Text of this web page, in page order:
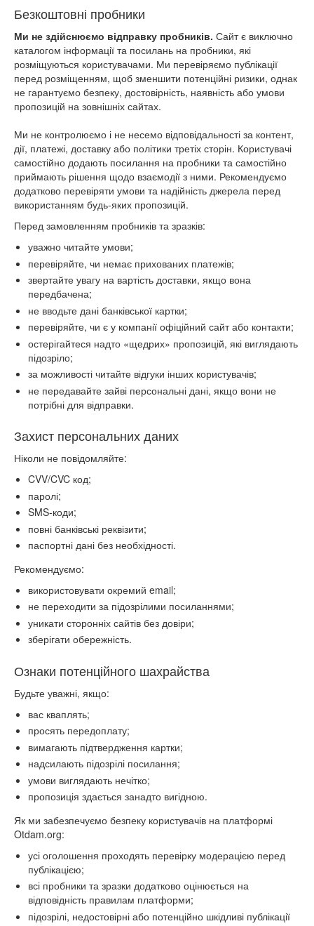
Безкоштовні пробники
Ми не здійснюємо відправку пробників. Сайт є виключно
каталогом інформації та посилань на пробники, які
розміщуються користувачами. Ми перевіряємо публікації
перед розміщенням, щоб зменшити потенційні ризики, однак
не гарантуємо безпеку, достовірність, наявність або умови
пропозицій на зовнішніх сайтах.
Ми не контролюємо і не несемо відповідальності за контент,
дії, платежі, доставку або політики третіх сторін. Користувачі
самостійно додають посилання на пробники та самостійно
приймають рішення щодо взаємодії з ними. Рекомендуємо
додатково перевіряти умови та надійність джерела перед
використанням будь-яких пропозицій.
Перед замовленням пробників та зразків:
уважно читайте умови;
перевіряйте, чи немає прихованих платежів;
звертайте увагу на вартість доставки, якщо вона
передбачена;
не вводьте дані банківської картки;
перевіряйте, чи є у компанії офіційний сайт або контакти;
остерігайтеся надто «щедрих» пропозицій, які виглядають
підозріло;
за можливості читайте відгуки інших користувачів;
не передавайте зайві персональні дані, якщо вони не
потрібні для відправки.
Захист персональних даних
Ніколи не повідомляйте:
CVV/CVC код;
паролі;
SMS-коди;
повні банківські реквізити;
паспортні дані без необхідності.
Рекомендуємо:
використовувати окремий email;
не переходити за підозрілими посиланнями;
уникати сторонніх сайтів без довіри;
зберігати обережність.
Ознаки потенційного шахрайства
Будьте уважні, якщо:
вас кваплять;
просять передоплату;
вимагають підтвердження картки;
надсилають підозрілі посилання;
умови виглядають нечітко;
пропозиція здається занадто вигідною.
Як ми забезпечуємо безпеку користувачів на платформі
Otdam.org:
усі оголошення проходять перевірку модерацією перед
публікацією;
всі пробники та зразки додатково оцінюється на
відповідність правилам платформи;
підозрілі, недостовірні або потенційно шкідливі публікації